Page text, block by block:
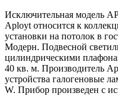
Исключительная модель
Aployt относится к
установки на потолок в
Модерн. Подвесной
цилиндрическими
40 кв. м. Производитель
устройства галогеновые
W. Прибор произведен с